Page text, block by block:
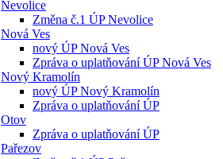
Nevolice
Změna č.1 ÚP Nevolice
Nová Ves
nový ÚP Nová Ves
Zpráva o uplatňování ÚP Nová Ves
Nový Kramolín
nový ÚP Nový Kramolín
Zpráva o uplatňování ÚP
Otov
Zpráva o uplatňování ÚP
Pařezov